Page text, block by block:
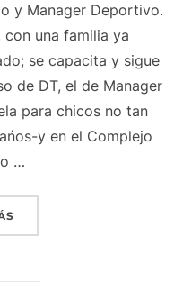
y Manager Deportivo.
una familia ya
se capacita y sigue
de DT, el de Manager
para chicos no tan
y en el Complejo
…
««ME GUSTARÍA DIRIGIR